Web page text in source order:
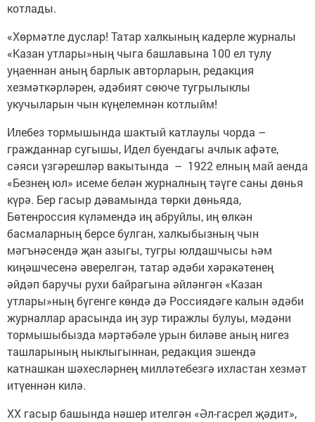
котлады.
«Хөрмәтле дуслар! Татар халкының кадерле журналы
«Казан утлары»ның чыга башлавына 100 ел тулу
уңаеннан аның барлык авторларын, редакция
хезмәткәрләрен, әдәбият сөюче тугрылыклы
укучыларын чын күңелемнән котлыйм!
Илебез тормышында шактый катлаулы чорда –
гражданнар сугышы, Идел буендагы ачлык афәте,
сәяси үзгәрешләр вакытында – 1922 елның май аенда
«Безнең юл» исеме белән журналның тәүге саны дөнья
күрә. Бер гасыр дәвамында төрки дөньяда,
Бөтенроссия күләмендә иң абруйлы, иң өлкән
басмаларның берсе булган, халкыбызның чын
мәгънәсендә җан азыгы, тугры юлдашчысы һәм
киңәшчесенә әверелгән, татар әдәби хәрәкәтенең
әйдәп баручы рухи байрагына әйләнгән «Казан
утлары»ның бүгенге көндә дә Россиядәге калын әдәби
журналлар арасында иң зур тиражлы булуы, мәдәни
тормышыбызда мәртәбәле урын биләве аның нигез
ташларының ныклыгыннан, редакция эшендә
катнашкан шәхесләрнең милләтебезгә ихластан хезмәт
итүеннән килә.
ХХ гасыр башында нәшер ителгән «Әл-гасрел җәдит»,